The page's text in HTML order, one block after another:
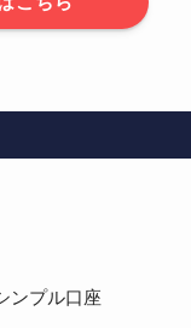
ンプル口座